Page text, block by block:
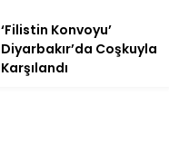
‘Filistin Konvoyu’
Diyarbakır’da Coşkuyla
Karşılandı